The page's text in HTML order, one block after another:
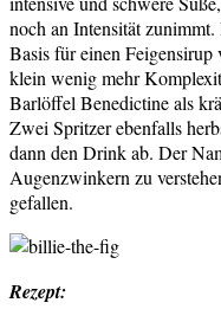
noch an Intensität
Basis für einen
klein wenig mehr
Barlöffel Benedictine als
Zwei Spritzer ebenfalls
dann den Drink ab. Der
Augenzwinkern zu
gefallen.
Rezept: